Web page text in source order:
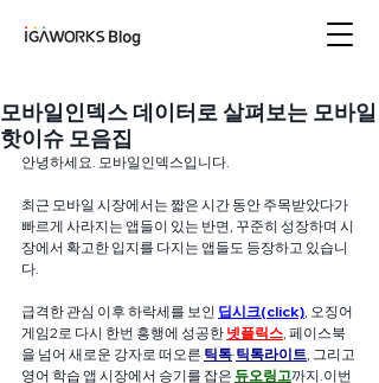
모바일인덱스 데이터로 살펴보는 모바일
핫이슈 모음집
안녕하세요. 모바일인덱스입니다.
최근 모바일 시장에서는 짧은 시간 동안 주목받았다가
빠르게 사라지는 앱들이 있는 반면, 꾸준히 성장하며 시
장에서 확고한 입지를 다지는 앱들도 등장하고 있습니
다.
급격한 관심 이후 하락세를 보인 딥시크(click), 오징어
게임2로 다시 한번 흥행에 성공한 넷플릭스, 페이스북
을 넘어 새로운 강자로 떠오른 틱톡·틱톡라이트, 그리고
영어 학습 앱 시장에서 승기를 잡은 듀오링고까지.이번